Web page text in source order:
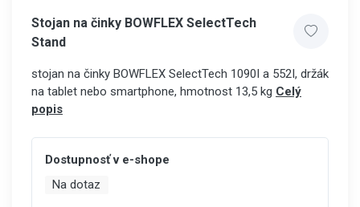
Stojan na činky BOWFLEX SelectTech
Stand
stojan na činky BOWFLEX SelectTech 1090I a 552I, držák
na tablet nebo smartphone, hmotnost 13,5 kg Celý
popis
Dostupnosť v e-shope
Na dotaz